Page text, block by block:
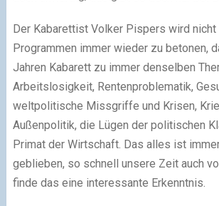
Der Kabarettist Volker Pispers wird nicht
Programmen immer wieder zu betonen,
Jahren Kabarett zu immer denselben
Arbeitslosigkeit, Rentenproblematik,
weltpolitische Missgriffe und Krisen,
Außenpolitik, die Lügen der politischen
Primat der Wirtschaft. Das alles ist
geblieben, so schnell unsere Zeit auch
finde das eine interessante Erkenntnis.